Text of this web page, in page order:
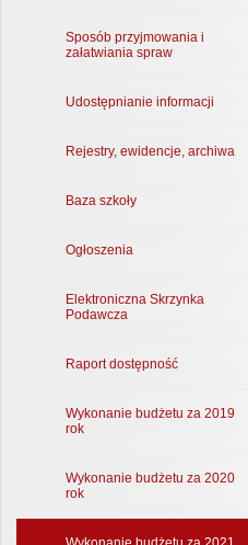
Sposób przyjmowania i
załatwiania spraw
Udostępnianie informacji
Rejestry, ewidencje, archiwa
Baza szkoły
Ogłoszenia
Elektroniczna Skrzynka
Podawcza
Raport dostępność
Wykonanie budżetu za 2019
rok
Wykonanie budżetu za 2020
rok